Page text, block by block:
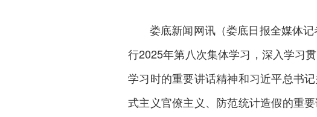
娄底新闻网讯（娄底日报全媒体
行2025年第八次集体学习，深入学习
学习时的重要讲话精神和习近平总书
式主义官僚主义、防范统计造假的重